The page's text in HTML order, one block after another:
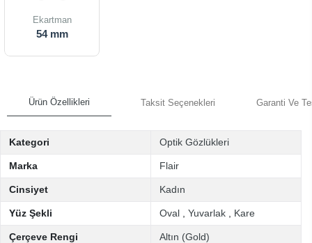
Ekartman
54 mm
Ürün Özellikleri Taksit Seçenekleri Garanti Ve
Kategori Optik Gözlükleri
Marka Flair
Cinsiyet Kadın
Yüz Şekli Oval Yuvarlak Kare
Çerçeve Rengi Altın (Gold)